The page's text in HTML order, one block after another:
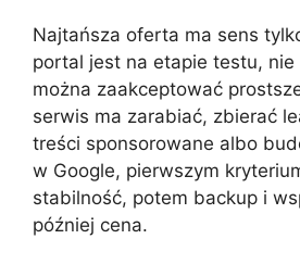
Najtańsza oferta ma sens
portal jest na etapie testu, nie
można zaakceptować
serwis ma zarabiać, zbierać
treści sponsorowane albo
w Google, pierwszym
stabilność, potem backup i
później cena.